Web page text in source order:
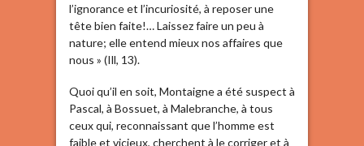
l’ignorance et l’incuriosité, à reposer une
tête bien faite!… Laissez faire un peu à
nature; elle entend mieux nos affaires que
nous » (Ill, 13).
Quoi qu’il en soit, Montaigne a été suspect à
Pascal, à Bossuet, à Malebranche, à tous
ceux qui, reconnaissant que l’homme est
faible et vicieux, cherchent à le corriger et à